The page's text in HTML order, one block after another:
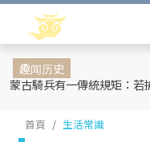
趣闻历史
首頁 生活常識